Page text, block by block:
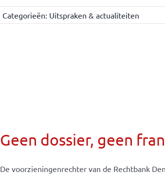
Categorieën: Uitspraken & actualiteiten
Geen dossier, geen
De voorzieningenrechter van de Rechtbank